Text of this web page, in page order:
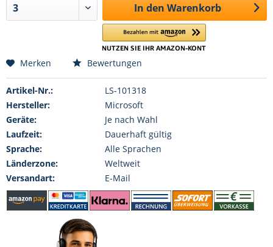
In den Warenkorb
Merken Bewertungen
Artikel-Nr.:
LS-101318
Hersteller:
Microsoft
Geräte:
Je nach Wahl
Laufzeit:
Dauerhaft gültig
Sprache:
Alle Sprachen
Länderzone:
Weltweit
Versandart:
E-Mail